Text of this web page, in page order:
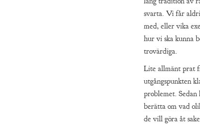
svarta. Vi får
med, eller vika
hur vi ska kunna
trovärdiga.
Lite allmänt prat
utgångspunkten
problemet. Sedan
berätta om vad
de vill göra åt